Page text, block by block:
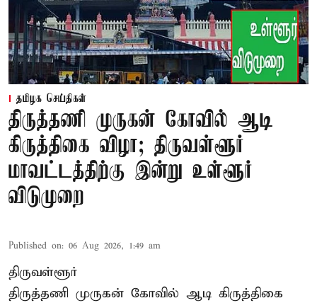
தமிழக செய்திகள்
திருத்தணி முருகன் கோவில் ஆடி
கிருத்திகை விழா; திருவள்ளூர்
மாவட்டத்திற்கு இன்று உள்ளூர்
விடுமுறை
Published on: 06 Aug 2026, 1:49 am
திருவள்ளூர்
திருத்தணி முருகன் கோவில் ஆடி கிருத்திகை